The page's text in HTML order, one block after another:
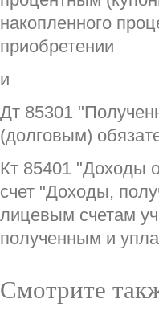
накопленного
приобретении
и
Дт 85301
(долговым)
Кт 85401 "Доходы
счет "Доходы,
лицевым счетам
полученным и
Смотрите